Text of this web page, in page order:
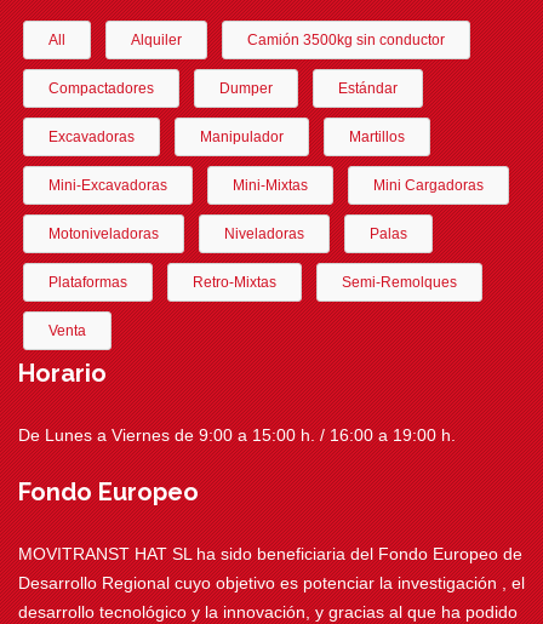
All Alquiler Camión 3500kg sin conductor
Compactadores Dumper Estándar
Excavadoras Manipulador Martillos
Mini-Excavadoras Mini-Mixtas Mini Cargadoras
Motoniveladoras Niveladoras Palas
Plataformas Retro-Mixtas Semi-Remolques
Venta
Horario
De Lunes a Viernes de 9:00 a 15:00 h. / 16:00 a 19:00 h.
Fondo Europeo
MOVITRANST HAT SL ha sido beneficiaria del Fondo Europeo de
Desarrollo Regional cuyo objetivo es potenciar la investigación , el
desarrollo tecnológico y la innovación, y gracias al que ha podido